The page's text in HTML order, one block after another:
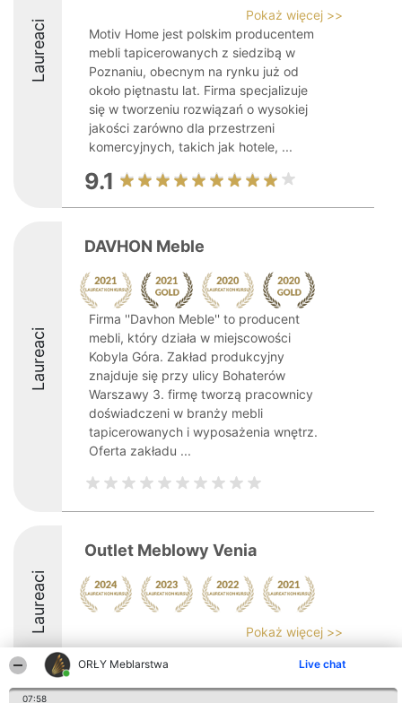
ORŁY Meblarstwa Live chat
07:58
Laureaci
Pokaż więcej >>
Motiv Home jest polskim producentem
mebli tapicerowanych z siedzibą w
Poznaniu, obecnym na rynku już od
około piętnastu lat. Firma specjalizuje
się w tworzeniu rozwiązań o wysokiej
jakości zarówno dla przestrzeni
komercyjnych, takich jak hotele, ...
9.1
Laureaci
DAVHON Meble
Firma ''Davhon Meble'' to producent
mebli, który działa w miejscowości
Kobyla Góra. Zakład produkcyjny
znajduje się przy ulicy Bohaterów
Warszawy 3. firmę tworzą pracownicy
doświadczeni w branży mebli
tapicerowanych i wyposażenia wnętrz.
Oferta zakładu ...
Laureaci
Outlet Meblowy Venia
Pokaż więcej >>